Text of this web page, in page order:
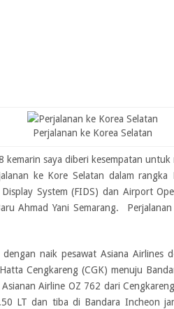
Perjalanan ke Korea Selatan
kemarin saya diberi kesempatan
ke Kore Selatan dalam rangka
System (FIDS) dan Airport
Ahmad Yani Semarang.
dengan naik pesawat Asiana Airlines
Cengkareng (CGK) menuju
Airline OZ 762 dari
LT dan tiba di Bandara Incheon